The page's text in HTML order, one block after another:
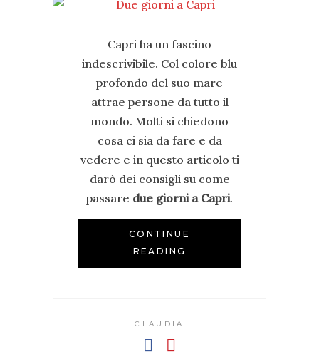
Capri ha un fascino
indescrivibile. Col colore blu
profondo del suo mare
attrae persone da tutto il
mondo. Molti si chiedono
cosa ci sia da fare e da
vedere e in questo articolo ti
darò dei consigli su come
passare due giorni a Capri.
CONTINUE
READING
CLAUDIA